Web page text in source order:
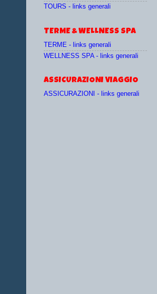
TOURS - links generali
TERME & WELLNESS SPA
TERME - links generali
WELLNESS SPA - links generali
ASSICURAZIONI VIAGGIO
ASSICURAZIONI - links generali